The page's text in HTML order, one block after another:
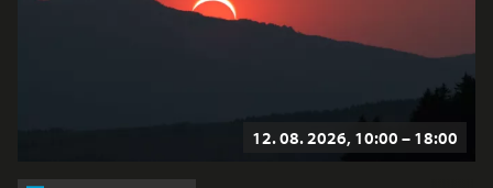
12. 08. 2026, 10:00 – 18:00